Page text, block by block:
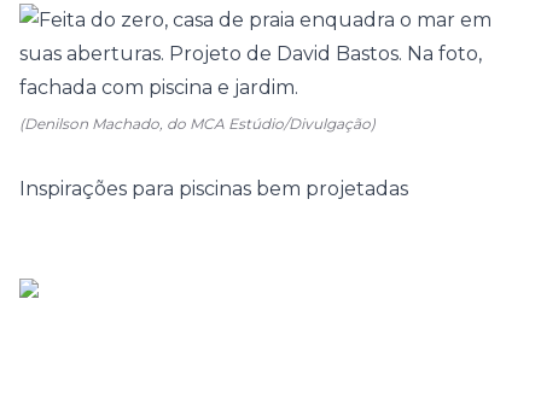
(Denilson Machado, do MCA Estúdio/Divulgação)
Inspirações para piscinas bem projetadas